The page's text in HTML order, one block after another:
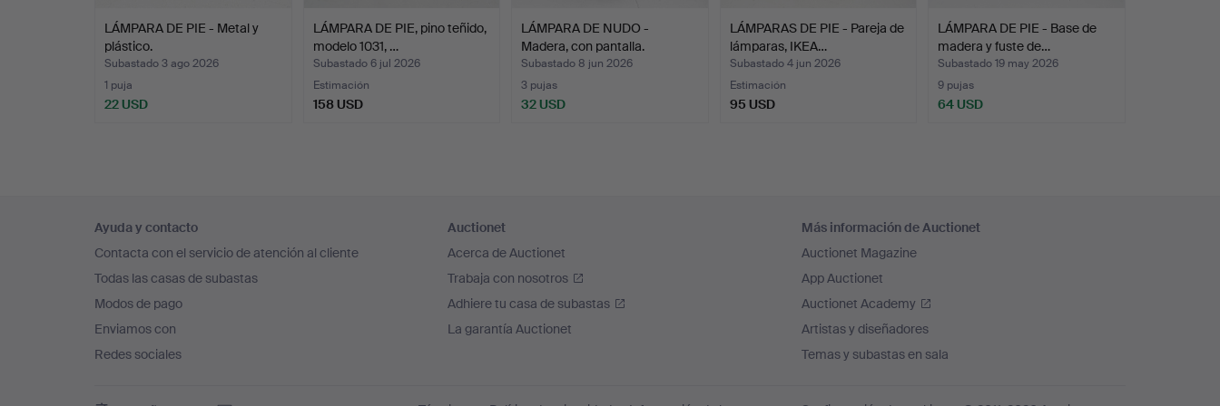
LÁMPARA DE PIE - Metal y
plástico.
Subastado 3 ago 2026
1 puja
22 USD
LÁMPARA DE PIE, pino teñido,
modelo 1031, …
Subastado 6 jul 2026
Estimación
158 USD
LÁMPARA DE NUDO -
Madera, con pantalla.
Subastado 8 jun 2026
3 pujas
32 USD
LÁMPARAS DE PIE - Pareja de
lámparas, IKEA…
Subastado 4 jun 2026
Estimación
95 USD
LÁMPARA DE PIE - Base de
madera y fuste de…
Subastado 19 may 2026
9 pujas
64 USD
en
el
pie
de
página
Ayuda y contacto
Contacta con el servicio de atención al cliente
Todas las casas de subastas
Modos de pago
Enviamos con
Redes sociales
Auctionet
Acerca de Auctionet
Trabaja con nosotros
Adhiere tu casa de subastas
La garantía Auctionet
Más información de Auctionet
Auctionet Magazine
App Auctionet
Auctionet Academy
Artistas y diseñadores
Temas y subastas en sala